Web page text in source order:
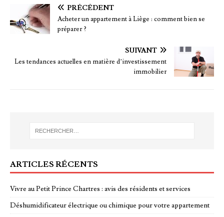
PRÉCÉDENT
Acheter un appartement à Liège : comment bien se
préparer ?
SUIVANT
Les tendances actuelles en matière d’investissement
immobilier
ARTICLES RÉCENTS
Vivre au Petit Prince Chartres : avis des résidents et services
Déshumidificateur électrique ou chimique pour votre appartement